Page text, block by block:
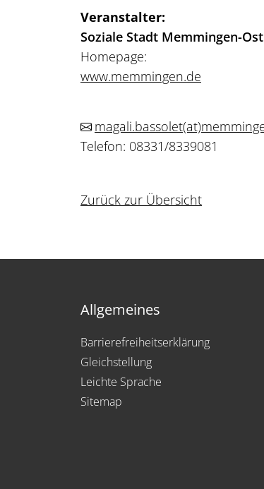
Veranstalter:
Soziale Stadt Memmingen-Ost
Homepage:
www.memmingen.de
magali.bassolet(at)
Telefon: 08331/8339081
Zurück zur Übersicht
Allgemeines
Barrierefreiheitserklärung
Gleichstellung
Leichte Sprache
Sitemap